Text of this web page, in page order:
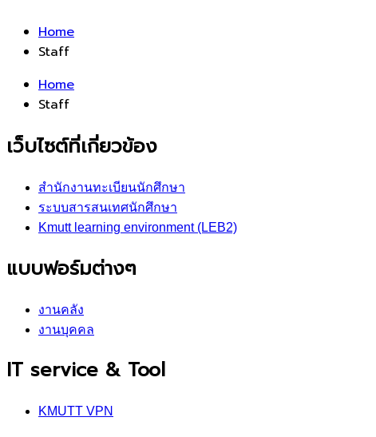
Home
Staff
Home
Staff
เว็บไซต์ที่เกี่ยวข้อง
สำนักงานทะเบียนนักศึกษา
ระบบสารสนเทศนักศึกษา
Kmutt learning environment (LEB2)
แบบฟอร์มต่างๆ
งานคลัง
งานบุคคล
IT service & Tool
KMUTT VPN